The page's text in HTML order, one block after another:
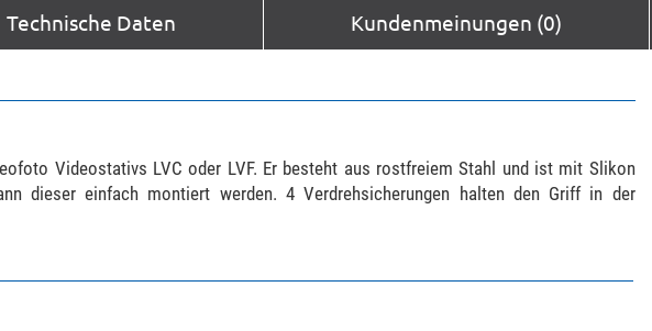
Technische Daten Kundenmeinungen (0)
Videostativs LVC oder LVF. Er besteht aus rostfreiem Stahl und ist mit Slikon
dieser einfach montiert werden. 4 Verdrehsicherungen halten den Griff in der